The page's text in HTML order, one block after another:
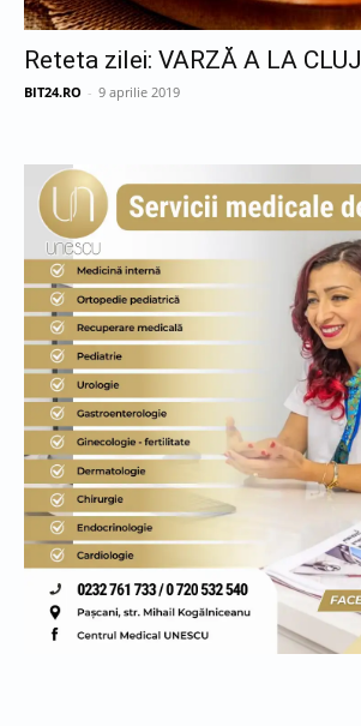
Reteta zilei: VARZĂ A LA CLUJ
BIT24.RO - 9 aprilie 2019